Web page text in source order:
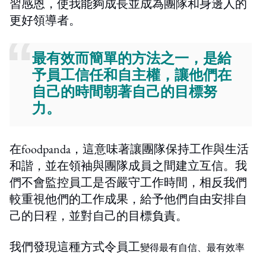
習感恩，使我能夠成長並成為團隊和身邊人的
更好領導者。
最有效而簡單的方法之一，是給
予員工信任和自主權，讓他們在
自己的時間朝著自己的目標努
力。
在foodpanda，這意味著讓團隊保持工作與生活
和諧，並在領袖與團隊成員之間建立互信。我
們不會監控員工是否嚴守工作時間，相反我們
較重視他們的工作成果，給予他們自由安排自
己的日程，並對自己的目標負責。
我們發現這種方式令員工變得最有自信、最有效率